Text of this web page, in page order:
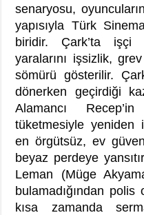
senaryosu,
yapısıyla Türk
biridir. Çark’ta işçi
yaralarını işsizlik, grev
sömürü gösterilir.
dönerken geçirdiği
Alamancı
tüketmesiyle yeniden
en örgütsüz, ev
beyaz perdeye
Leman (Müge
bulamadığından
kısa zamanda